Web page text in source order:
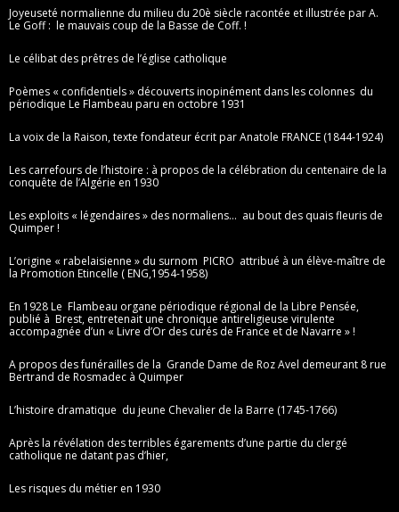
Joyeuseté normalienne du milieu du 20è siècle racontée et illustrée par A.
Le Goff : le mauvais coup de la Basse de Coff. !
Le célibat des prêtres de l’église catholique
Poèmes « confidentiels » découverts inopinément dans les colonnes du
périodique Le Flambeau paru en octobre 1931
La voix de la Raison, texte fondateur écrit par Anatole FRANCE (1844-1924)
Les carrefours de l’histoire : à propos de la célébration du centenaire de la
conquête de l’Algérie en 1930
Les exploits « légendaires » des normaliens… au bout des quais fleuris de
Quimper !
L’origine « rabelaisienne » du surnom PICRO attribué à un élève-maître de
la Promotion Etincelle ( ENG,1954-1958)
En 1928 Le Flambeau organe périodique régional de la Libre Pensée,
publié à Brest, entretenait une chronique antireligieuse virulente
accompagnée d’un « Livre d’Or des curés de France et de Navarre » !
A propos des funérailles de la Grande Dame de Roz Avel demeurant 8 rue
Bertrand de Rosmadec à Quimper
L’histoire dramatique du jeune Chevalier de la Barre (1745-1766)
Après la révélation des terribles égarements d’une partie du clergé
catholique ne datant pas d’hier,
Les risques du métier en 1930